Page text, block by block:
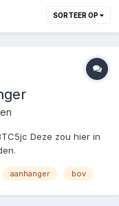
SORTEER OP
Deze zou hier in
aanhanger bov